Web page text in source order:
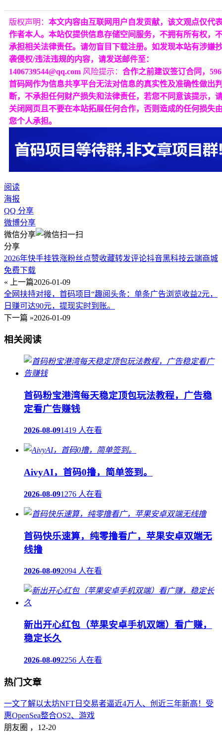
版权声明： 本文内容由互联网用户自发贡献，该文观点仅代
作者本人。本站仅提供信息存储空间服务，不拥有所有权，
承担相关法律责任。请勿盲目下载注册。如发现本站有涉嫌
袭侵权/违法违规的内容，请发送邮件至：
1406739544@qq.com 风险提示： 合作之前建议签订合同，596
首码网作为信息共享平台无法对信息的真实性及准确性做出
断，不承担任何财产损失和法律责任，若您不同意该提示，
关闭网页且不要在本站拓展任何合作，否则造成的任何损失
您个人承担。
阅读
海报
QQ 分享
微博分享
微信分享
分享
2026年快手挂铁涨粉丝点赞收藏转发评论抖音黑科技云端商城
免费下载
« 上一篇2026-01-09
全网扶持对接，首码项目“趣阅头条：单条广告浏览收益2元，
日赚可达90元，提现实时到账。
下一篇 »2026-01-09
相关阅读
首码粉宝港湾每天稳定顶包玩法教程，广告稳
定看广告赚钱
2026-08-091419 人在看
AivyAI，首码0撸，简单签到。
2026-08-091276 人在看
首码快乐速算，纯零撸看广，苹果安卓双端无
线撸
2026-08-092094 人在看
新出开心红包（苹果安卓手机双端）看广赚，
稳定长久
2026-08-092256 人在看
热门文章
一文了解以太坊NFT日交易者逼近4万人、创近三年新高！受
惠OpenSea整合OS2、游戏
朋友圈 ， 12-20